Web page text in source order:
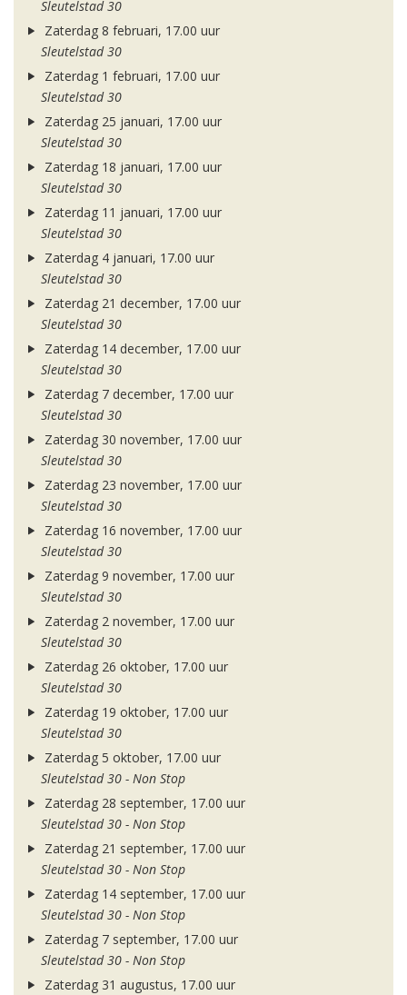
Sleutelstad 30
Zaterdag 8 februari, 17.00 uur
Sleutelstad 30
Zaterdag 1 februari, 17.00 uur
Sleutelstad 30
Zaterdag 25 januari, 17.00 uur
Sleutelstad 30
Zaterdag 18 januari, 17.00 uur
Sleutelstad 30
Zaterdag 11 januari, 17.00 uur
Sleutelstad 30
Zaterdag 4 januari, 17.00 uur
Sleutelstad 30
Zaterdag 21 december, 17.00 uur
Sleutelstad 30
Zaterdag 14 december, 17.00 uur
Sleutelstad 30
Zaterdag 7 december, 17.00 uur
Sleutelstad 30
Zaterdag 30 november, 17.00 uur
Sleutelstad 30
Zaterdag 23 november, 17.00 uur
Sleutelstad 30
Zaterdag 16 november, 17.00 uur
Sleutelstad 30
Zaterdag 9 november, 17.00 uur
Sleutelstad 30
Zaterdag 2 november, 17.00 uur
Sleutelstad 30
Zaterdag 26 oktober, 17.00 uur
Sleutelstad 30
Zaterdag 19 oktober, 17.00 uur
Sleutelstad 30
Zaterdag 5 oktober, 17.00 uur
Sleutelstad 30 - Non Stop
Zaterdag 28 september, 17.00 uur
Sleutelstad 30 - Non Stop
Zaterdag 21 september, 17.00 uur
Sleutelstad 30 - Non Stop
Zaterdag 14 september, 17.00 uur
Sleutelstad 30 - Non Stop
Zaterdag 7 september, 17.00 uur
Sleutelstad 30 - Non Stop
Zaterdag 31 augustus, 17.00 uur